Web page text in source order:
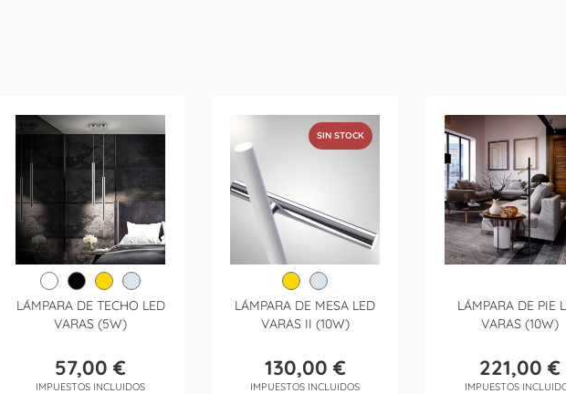
LÁMPARA DE TECHO LED
VARAS (5W)
Precio
57,00 €
IMPUESTOS INCLUIDOS
LÁMPARA DE MESA LED
VARAS II (10W)
Precio
130,00 €
IMPUESTOS INCLUIDOS
SIN STOCK
LÁMPARA DE PIE
VARAS (10W)
Precio
221,00 €
IMPUESTOS